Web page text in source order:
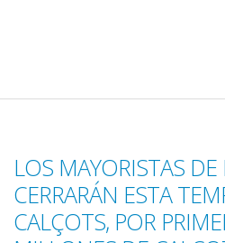
LOS MAYORISTAS
CERRARÁN ESTA
CALÇOTS, POR